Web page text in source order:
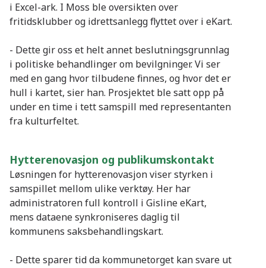
i Excel-ark. I Moss ble oversikten over
fritidsklubber og idrettsanlegg flyttet over i eKart.
- Dette gir oss et helt annet beslutningsgrunnlag
i politiske behandlinger om bevilgninger. Vi ser
med en gang hvor tilbudene finnes, og hvor det er
hull i kartet, sier han. Prosjektet ble satt opp på
under en time i tett samspill med representanten
fra kulturfeltet.
Hytterenovasjon og publikumskontakt
Løsningen for hytterenovasjon viser styrken i
samspillet mellom ulike verktøy. Her har
administratoren full kontroll i Gisline eKart,
mens dataene synkroniseres daglig til
kommunens saksbehandlingskart.
- Dette sparer tid da kommunetorget kan svare ut